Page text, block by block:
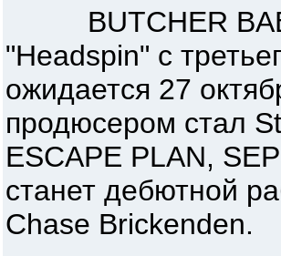
BUTCHER
"Headspin" с
ожидается 27
продюсером стал
ESCAPE PLAN,
станет дебютной
Chase Brickenden.